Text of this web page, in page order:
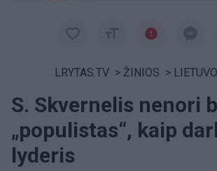
LRYTAS.TV > ŽINIOS >
S. Skvernelis nenori
„populistas“, kaip
lyderis